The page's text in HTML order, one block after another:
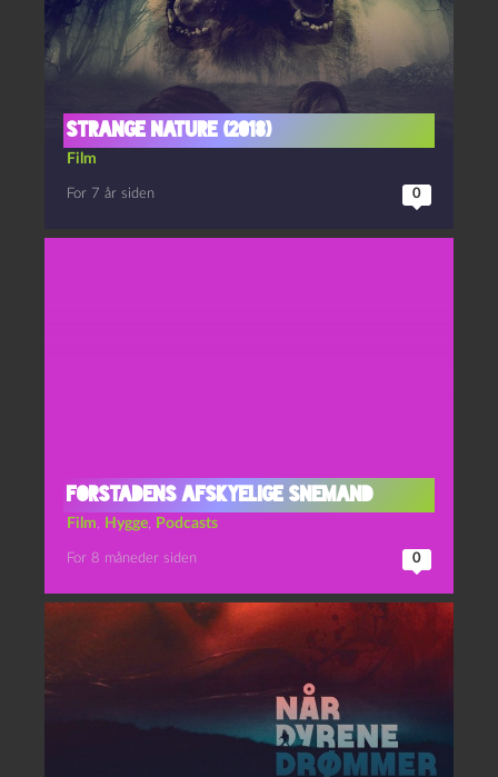
Strange Nature (2018)
Film
For 7 år siden 0
Forstadens Afskyelige Snemand
Film, Hygge, Podcasts
For 8 måneder siden 0